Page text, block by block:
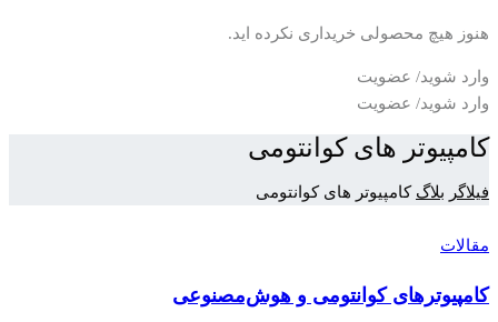
هنوز هیچ محصولی خریداری نکرده اید.
وارد شوید/ عضویت
وارد شوید/ عضویت
کامپیوتر های کوانتومی
فیلاگر بلاگ کامپیوتر های کوانتومی
مقالات
کامپیوترهای کوانتومی و هوش‌مصنوعی